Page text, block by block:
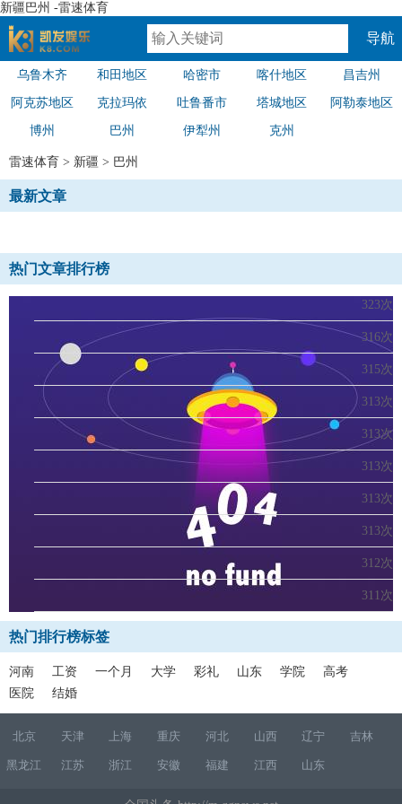
新疆巴州 -雷速体育
速体育
导航
乌鲁木齐 和田地区 哈密市 喀什地区 昌吉州
阿克苏地区 克拉玛依 吐鲁番市 塔城地区 阿勒泰地区
博州 巴州 伊犁州 克州
雷速体育 > 新疆 > 巴州
最新文章
热门文章排行榜
323次
316次
315次
313次
313次
313次
313次
313次
312次
311次
热门排行榜标签
河南 工资 一个月 大学 彩礼 山东 学院
高考
医院
结婚
北京 天津 上海 重庆 河北 山西 辽宁 吉林
黑龙江 江苏 浙江 安徽 福建 江西 山东